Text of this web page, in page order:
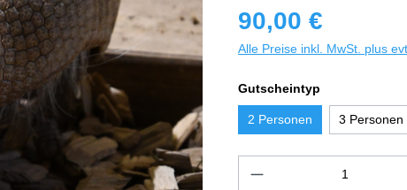
90,00 €
Alle Preise inkl. MwSt. plus
Gutscheintyp
2 Personen 3 Personen